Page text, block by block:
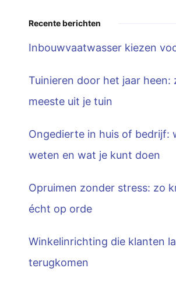
Recente berichten
Inbouwvaatwasser kiezen
Tuinieren door het jaar heen:
meeste uit je tuin
Ongedierte in huis of bedrijf:
weten en wat je kunt doen
Opruimen zonder stress: zo
écht op orde
Winkelinrichting die klanten
terugkomen